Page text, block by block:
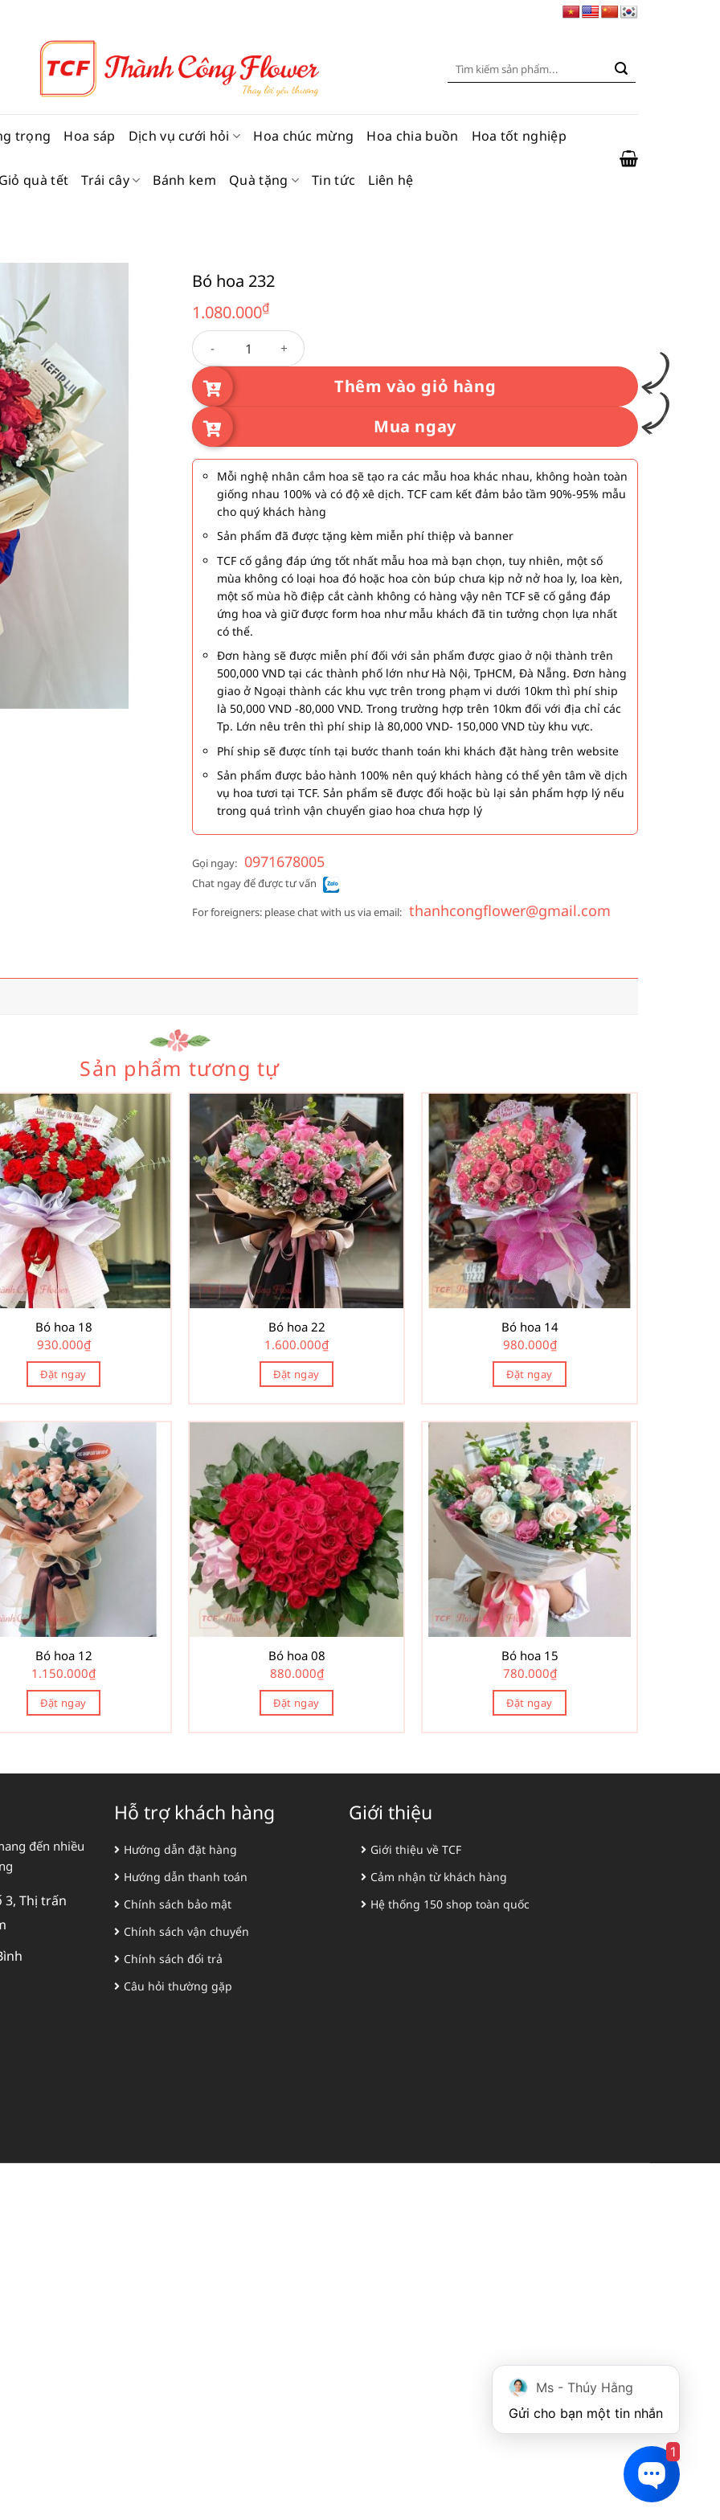
Tìm
trọng Hoa sáp Dịch vụ cưới hỏi Hoa chúc mừng Hoa chia buồn Hoa tốt nghiệp
Giỏ quà tết Trái cây Bánh kem Quà tặng Tin tức Liên hệ
Bó hoa 232
1.080.000₫
Bó hoa 232 số lượng
Thêm vào giỏ hàng
Mua ngay
Mỗi nghệ nhân cắm hoa sẽ tạo ra các mẫu hoa khác nhau, không hoàn toàn
giống nhau 100% và có độ xê dịch. TCF cam kết đảm bảo tầm 90%-95% mẫu
cho quý khách hàng
Sản phẩm đã được tặng kèm miễn phí thiệp và banner
TCF cố gắng đáp ứng tốt nhất mẫu hoa mà bạn chọn, tuy nhiên, một số
mùa không có loại hoa đó hoặc hoa còn búp chưa kịp nở nở hoa ly, loa kèn,
một số mùa hồ điệp cắt cành không có hàng vậy nên TCF sẽ cố gắng đáp
ứng hoa và giữ được form hoa như mẫu khách đã tin tưởng chọn lựa nhất
có thể.
Đơn hàng sẽ được miễn phí đối với sản phẩm được giao ở nội thành trên
500,000 VND tại các thành phố lớn như Hà Nội, TpHCM, Đà Nẵng. Đơn hàng
giao ở Ngoại thành các khu vực trên trong phạm vi dưới 10km thì phí ship
là 50,000 VND -80,000 VND. Trong trường hợp trên 10km đối với địa chỉ các
Tp. Lớn nêu trên thì phí ship là 80,000 VND- 150,000 VND tùy khu vực.
Phí ship sẽ được tính tại bước thanh toán khi khách đặt hàng trên website
Sản phẩm được bảo hành 100% nên quý khách hàng có thể yên tâm về dịch
vụ hoa tươi tại TCF. Sản phẩm sẽ được đổi hoặc bù lại sản phẩm hợp lý nếu
trong quá trình vận chuyển giao hoa chưa hợp lý
Gọi ngay: 0971678005
Chat ngay để được tư vấn
For foreigners: please chat with us via email: thanhcongflower@gmail.com
Sản phẩm tương tự
Bó hoa 18
930.000₫
Đặt ngay
Bó hoa 22
1.600.000₫
Đặt ngay
Bó hoa 14
980.000₫
Đặt ngay
Bó hoa 12
1.150.000₫
Đặt ngay
Bó hoa 08
880.000₫
Đặt ngay
Bó hoa 15
780.000₫
Đặt ngay
đến nhiều
3, Thị trấn
Hỗ trợ khách hàng
Hướng dẫn đặt hàng
Hướng dẫn thanh toán
Chính sách bảo mật
Chính sách vận chuyển
Chính sách đổi trả
Câu hỏi thường gặp
Giới thiệu
Giới thiệu về TCF
Cảm nhận từ khách hàng
Hệ thống 150 shop toàn quốc
Ms - Thúy Hằng
Gửi cho bạn một tin nhắn
1